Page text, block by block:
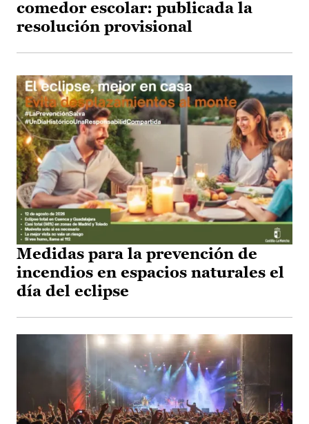
comedor escolar: publicada la
resolución provisional
Medidas para la prevención de
incendios en espacios naturales el
día del eclipse